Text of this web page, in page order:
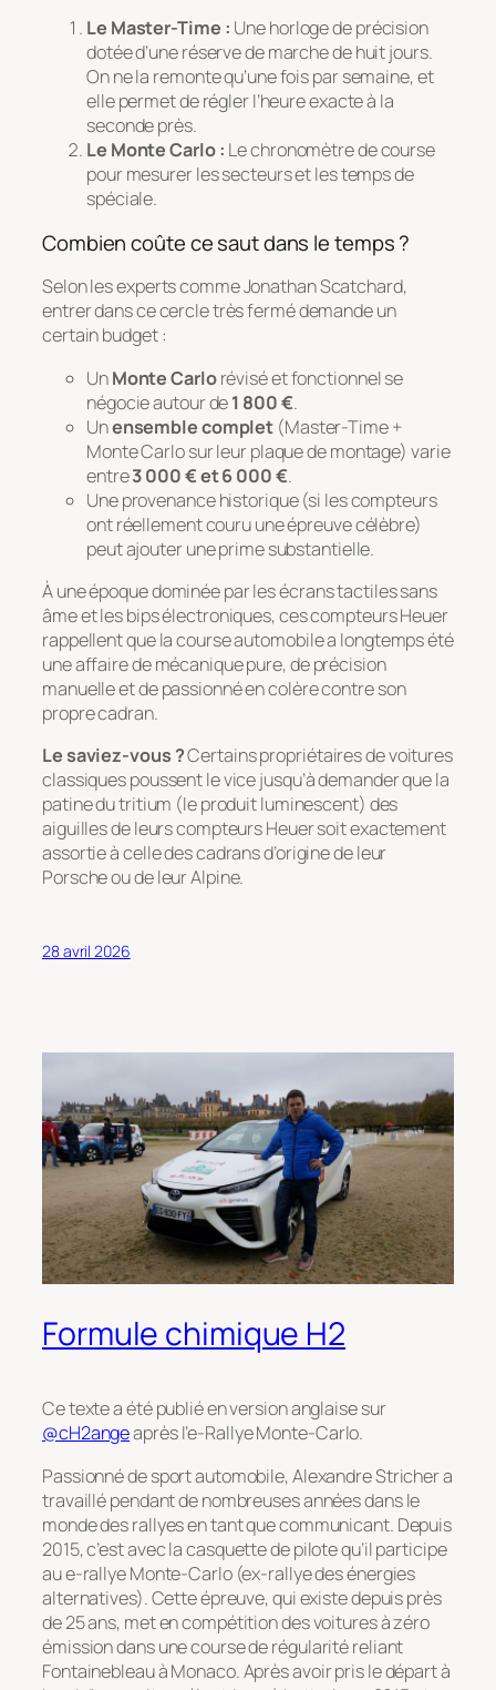
Le Master-Time : Une horloge de précision
dotée d’une réserve de marche de huit jours.
On ne la remonte qu’une fois par semaine, et
elle permet de régler l’heure exacte à la
seconde près.
Le Monte Carlo : Le chronomètre de course
pour mesurer les secteurs et les temps de
spéciale.
Combien coûte ce saut dans le temps ?
Selon les experts comme Jonathan Scatchard,
entrer dans ce cercle très fermé demande un
certain budget :
UnMonte Carlorévisé et fonctionnel se
négocie autour de1 800 €.
Unensemble complet (Master-Time +
Monte Carlo sur leur plaque de montage) varie
entre3 000 € et 6 000 €.
Une provenance historique (si les compteurs
ont réellement couru une épreuve célèbre)
peut ajouter une prime substantielle.
À une époque dominée par les écrans tactiles sans
âme et les bips électroniques, ces compteurs Heuer
rappellent que la course automobile a longtemps été
une affaire de mécanique pure, de précision
manuelle et de passionné en colère contre son
propre cadran.
Le saviez-vous ?Certains propriétaires de voitures
classiques poussent le vice jusqu’à demander que la
patine du tritium (le produit luminescent) des
aiguilles de leurs compteurs Heuer soit exactement
assortie à celle des cadrans d’origine de leur
Porsche ou de leur Alpine.
28 avril 2026
Formule chimique H2
Ce texte a été publié en version anglaise sur
@cH2angeaprès l’e-Rallye Monte-Carlo.
Passionné de sport automobile, Alexandre Stricher a
travaillé pendant de nombreuses années dans le
monde des rallyes en tant que communicant. Depuis
2015, c’est avec la casquette de pilote qu’il participe
au e-rallye Monte-Carlo (ex-rallye des énergies
alternatives). Cette épreuve, qui existe depuis près
de 25 ans, met en compétition des voitures à zéro
émission dans une course de régularité reliant
Fontainebleau à Monaco. Après avoir pris le départ à